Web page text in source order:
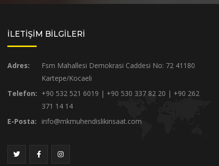
İLETİŞİM BİLGİLERİ
Adres:
Fsm Mahallesi Demokrasi Caddesi No: 72 41180
Kartepe/Kocaeli
Telefon: +90 532 521 6019 | +90 530 337 82 20 | +90 262
371 14 14
E-Posta:
info@mkmuhendislikinsaat.com